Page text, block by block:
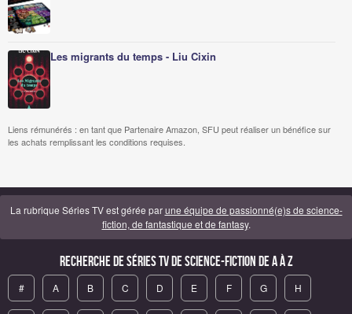
Les migrants du temps - Liu Cixin
Liens rémunérés : en tant que Partenaire Amazon, SFU peut réaliser un bénéfice sur
les achats remplissant les conditions requises.
La rubrique Séries TV est gérée parune équipe de passionné(e)s de science-
fiction, de fantastique et de fantasy.
Recherche de Séries TV de science-fiction de A à Z
# A B C D E F G H